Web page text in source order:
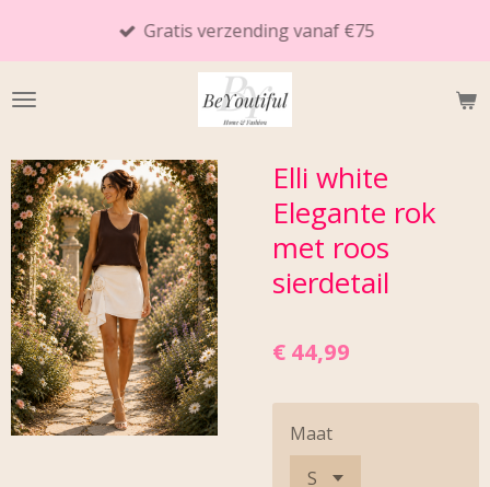
de
Gratis verzending vanaf €75
Elli white
Elegante rok
met roos
sierdetail
€ 44,99
Maat